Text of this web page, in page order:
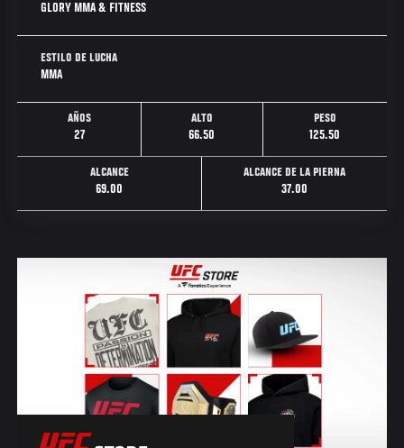
GLORY MMA & FITNESS
ESTILO DE LUCHA
MMA
AÑOS
27
ALTO
66.50
PESO
125.50
ALCANCE
69.00
ALCANCE DE LA PIERNA
37.00